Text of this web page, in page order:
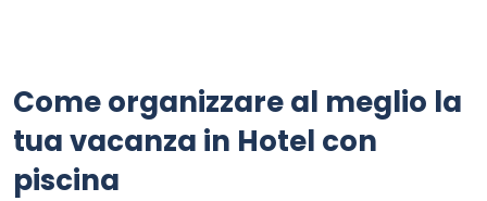
Come organizzare al meglio la
tua vacanza in Hotel con
piscina